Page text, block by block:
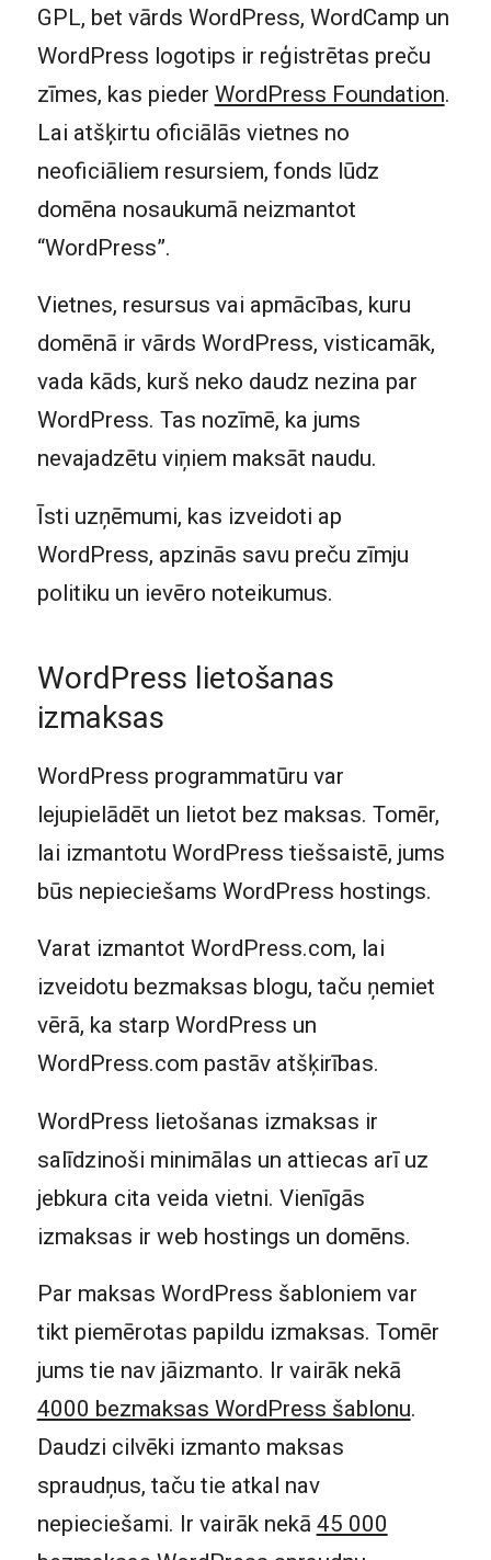
GPL, bet vārds WordPress, WordCamp un
WordPress logotips ir reģistrētas preču
zīmes, kas pieder WordPress Foundation.
Lai atšķirtu oficiālās vietnes no
neoficiāliem resursiem, fonds lūdz
domēna nosaukumā neizmantot
“WordPress”.
Vietnes, resursus vai apmācības, kuru
domēnā ir vārds WordPress, visticamāk,
vada kāds, kurš neko daudz nezina par
WordPress. Tas nozīmē, ka jums
nevajadzētu viņiem maksāt naudu.
Īsti uzņēmumi, kas izveidoti ap
WordPress, apzinās savu preču zīmju
politiku un ievēro noteikumus.
WordPress lietošanas
izmaksas
WordPress programmatūru var
lejupielādēt un lietot bez maksas. Tomēr,
lai izmantotu WordPress tiešsaistē, jums
būs nepieciešams WordPress hostings.
Varat izmantot WordPress.com, lai
izveidotu bezmaksas blogu, taču ņemiet
vērā, ka starp WordPress un
WordPress.com pastāv atšķirības.
WordPress lietošanas izmaksas ir
salīdzinoši minimālas un attiecas arī uz
jebkura cita veida vietni. Vienīgās
izmaksas ir web hostings un domēns.
Par maksas WordPress šabloniem var
tikt piemērotas papildu izmaksas. Tomēr
jums tie nav jāizmanto. Ir vairāk nekā
4000 bezmaksas WordPress šablonu.
Daudzi cilvēki izmanto maksas
spraudņus, taču tie atkal nav
nepieciešami. Ir vairāk nekā 45 000